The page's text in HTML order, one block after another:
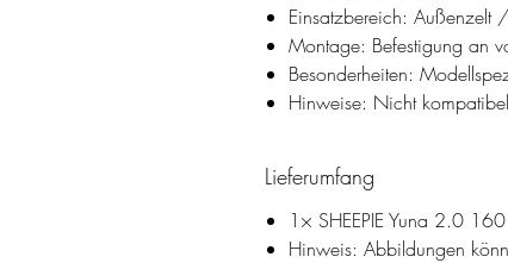
Einsatzbereich: Außenzelt
Montage: Befestigung an
Besonderheiten:
Hinweise: Nicht
Lieferumfang
1× SHEEPIE Yuna 2.0 160
Hinweis: Abbildungen